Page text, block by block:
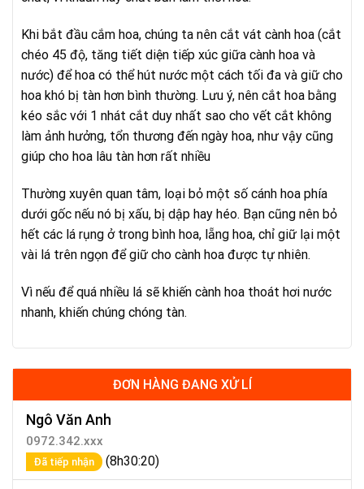
Khi bắt đầu cắm hoa, chúng ta nên cắt vát cành hoa (cắt
chéo 45 độ, tăng tiết diện tiếp xúc giữa cành hoa và
nước) để hoa có thể hút nước một cách tối đa và giữ cho
hoa khó bị tàn hơn bình thường. Lưu ý, nên cắt hoa bằng
kéo sắc với 1 nhát cắt duy nhất sao cho vết cắt không
làm ảnh hưởng, tổn thương đến ngày hoa, như vậy cũng
giúp cho hoa lâu tàn hơn rất nhiều
Thường xuyên quan tâm, loại bỏ một số cánh hoa phía
dưới gốc nếu nó bị xấu, bị dập hay héo. Bạn cũng nên bỏ
hết các lá rụng ở trong bình hoa, lẵng hoa, chỉ giữ lại một
vài lá trên ngọn để giữ cho cành hoa được tự nhiên.
Vì nếu để quá nhiều lá sẽ khiến cành hoa thoát hơi nước
nhanh, khiến chúng chóng tàn.
ĐƠN HÀNG ĐANG XỬ LÍ
Ngô Văn Anh
0972.342.xxx
Đã tiếp nhận (8h30:20)